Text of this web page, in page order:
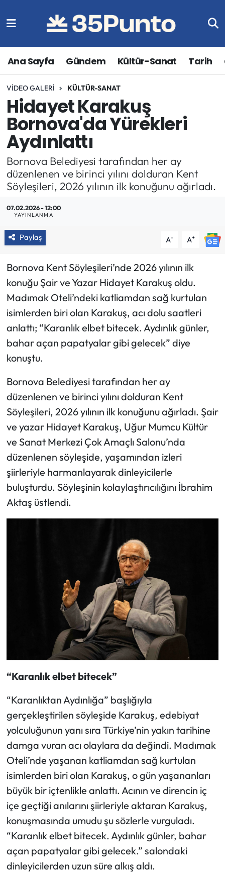
Ana Sayfa Gündem Kültür-Sanat Tarih
VIDEO GALERI KÜLTÜR-SANAT
Hidayet Karakuş
Bornova'da Yürekleri
Aydınlattı
Bornova Belediyesi tarafından her ay
düzenlenen ve birinci yılını dolduran Kent
Söyleşileri, 2026 yılının ilk konuğunu ağırladı.
07.02.2026 - 12:00
YAYINLANMA
Paylaş A- A+
Bornova Kent Söyleşileri’nde 2026 yılının ilk
konuğu Şair ve Yazar Hidayet Karakuş oldu.
Madımak Oteli’ndeki katliamdan sağ kurtulan
isimlerden biri olan Karakuş, acı dolu saatleri
anlattı; “Karanlık elbet bitecek. Aydınlık günler,
bahar açan papatyalar gibi gelecek” diye
konuştu.
Bornova Belediyesi tarafından her ay
düzenlenen ve birinci yılını dolduran Kent
Söyleşileri, 2026 yılının ilk konuğunu ağırladı. Şair
ve yazar Hidayet Karakuş, Uğur Mumcu Kültür
ve Sanat Merkezi Çok Amaçlı Salonu’nda
düzenlenen söyleşide, yaşamından izleri
şiirleriyle harmanlayarak dinleyicilerle
buluşturdu. Söyleşinin kolaylaştırıcılığını İbrahim
Aktaş üstlendi.
“Karanlık elbet bitecek”
“Karanlıktan Aydınlığa” başlığıyla
gerçekleştirilen söyleşide Karakuş, edebiyat
yolculuğunun yanı sıra Türkiye’nin yakın tarihine
damga vuran acı olaylara da değindi. Madımak
Oteli’nde yaşanan katliamdan sağ kurtulan
isimlerden biri olan Karakuş, o gün yaşananları
büyük bir içtenlikle anlattı. Acının ve direncin iç
içe geçtiği anılarını şiirleriyle aktaran Karakuş,
konuşmasında umudu şu sözlerle vurguladı.
“Karanlık elbet bitecek. Aydınlık günler, bahar
açan papatyalar gibi gelecek.” salondaki
dinleyicilerden uzun süre alkış aldı.